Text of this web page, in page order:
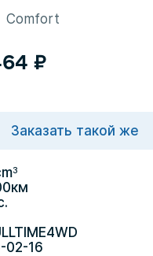
Comfort
₽
Заказать такой же
3
02-16